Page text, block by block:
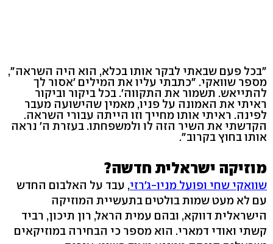
"בכל פעם שבאתי לבקר אותו בכלא, הוא היה השראה",
מספר שוואקי. "כתבתי עליו את המילים 'אסור לך
להתייאש. תשמור את התקווה'. בכל ביקור וביקור
ראיתי את האמונה על פניו, מאמין שהישועה מעבר
לפינה. ראיתי אותו מחייך וזו הייתה עבורי השראה.
הקדשתי את השיר הזה לו ולמשפחתו. בעזרת ה' נראה
אותו בחוץ בקרוב".
מוזיקה ישראלית חדשה?
שוואקי שחי ופועל מניו-ג'רזי, עבד על האלבום החדש
עם לא מעט שמות בולטים בתעשיית המוזיקה
הישראלית דווקא, ובהם עמית הראל, רון תיכון, רביד
קשתי ואודי דמארי. הוא מספר כי הבחירה במוזיקאים